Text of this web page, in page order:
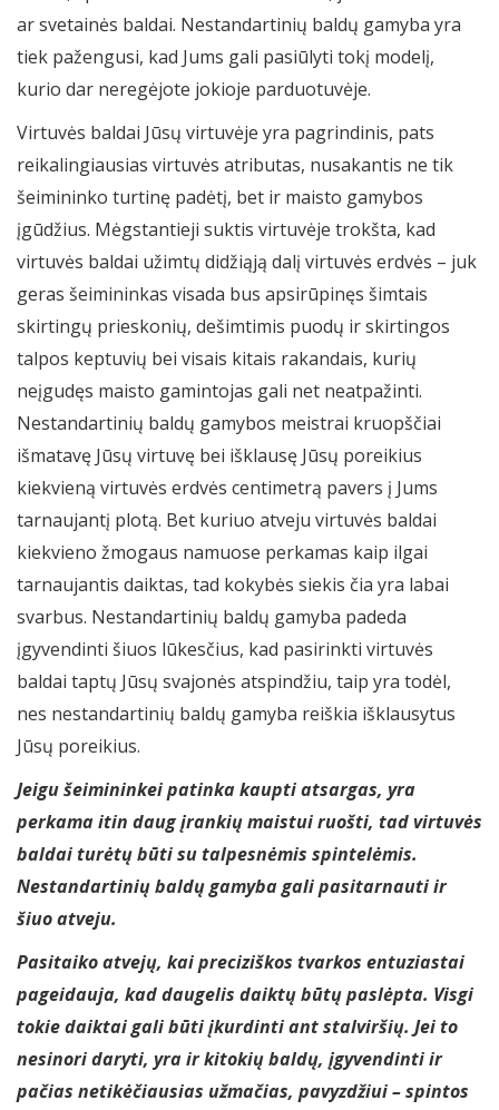
ar svetainės baldai. Nestandartinių baldų gamyba yra
tiek pažengusi, kad Jums gali pasiūlyti tokį modelį,
kurio dar neregėjote jokioje parduotuvėje.
Virtuvės baldai Jūsų virtuvėje yra pagrindinis, pats
reikalingiausias virtuvės atributas, nusakantis ne tik
šeimininko turtinę padėtį, bet ir maisto gamybos
įgūdžius. Mėgstantieji suktis virtuvėje trokšta, kad
virtuvės baldai užimtų didžiąją dalį virtuvės erdvės – juk
geras šeimininkas visada bus apsirūpinęs šimtais
skirtingų prieskonių, dešimtimis puodų ir skirtingos
talpos keptuvių bei visais kitais rakandais, kurių
neįgudęs maisto gamintojas gali net neatpažinti.
Nestandartinių baldų gamybos meistrai kruopščiai
išmatavę Jūsų virtuvę bei išklausę Jūsų poreikius
kiekvieną virtuvės erdvės centimetrą pavers į Jums
tarnaujantį plotą. Bet kuriuo atveju virtuvės baldai
kiekvieno žmogaus namuose perkamas kaip ilgai
tarnaujantis daiktas, tad kokybės siekis čia yra labai
svarbus. Nestandartinių baldų gamyba padeda
įgyvendinti šiuos lūkesčius, kad pasirinkti virtuvės
baldai taptų Jūsų svajonės atspindžiu, taip yra todėl,
nes nestandartinių baldų gamyba reiškia išklausytus
Jūsų poreikius.
Jeigu šeimininkei patinka kaupti atsargas, yra
perkama itin daug įrankių maistui ruošti, tad virtuvės
baldai turėtų būti su talpesnėmis spintelėmis.
Nestandartinių baldų gamyba gali pasitarnauti ir
šiuo atveju.
Pasitaiko atvejų, kai preciziškos tvarkos entuziastai
pageidauja, kad daugelis daiktų būtų paslėpta. Visgi
tokie daiktai gali būti įkurdinti ant stalviršių. Jei to
nesinori daryti, yra ir kitokių baldų, įgyvendinti ir
pačias netikėčiausias užmačias, pavyzdžiui – spintos